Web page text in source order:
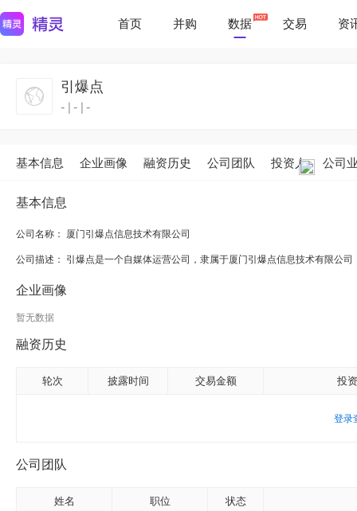
首页 并购 数据 交易 资
引爆点
- - -
基本信息 企业画像 融资历史 公司团队 投资人 公司
基本信息
公司名称： 厦门引爆点信息技术有限公司
公司描述： 引爆点是一个自媒体运营公司，隶属于厦门引爆点信息技术有限公
企业画像
暂无数据
融资历史
轮次 披露时间 交易金额 投
登录
公司团队
姓名 职位 状态